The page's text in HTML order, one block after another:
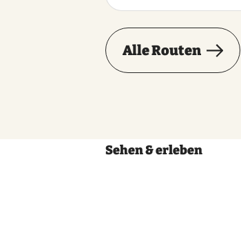
Alle Routen
Sehen & erleben